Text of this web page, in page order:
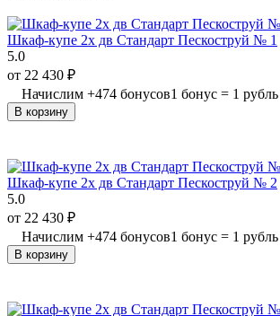
Шкаф-купе 2х дв Стандарт Пескоструй № 1
5.0
от 22 430 ₽
Начислим +474 бонусов1 бонус = 1 рубль
В корзину
Шкаф-купе 2х дв Стандарт Пескоструй № 2
5.0
от 22 430 ₽
Начислим +474 бонусов1 бонус = 1 рубль
В корзину